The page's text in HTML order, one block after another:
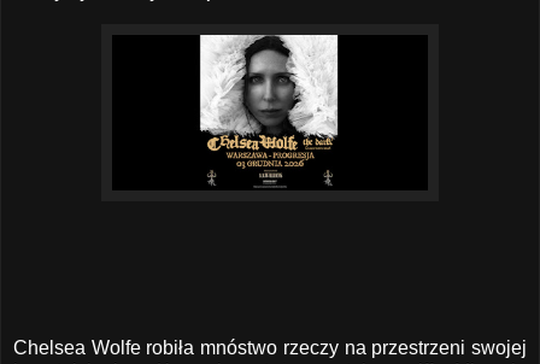
Chelsea Wolfe robiła mnóstwo rzeczy na przestrzeni swojej